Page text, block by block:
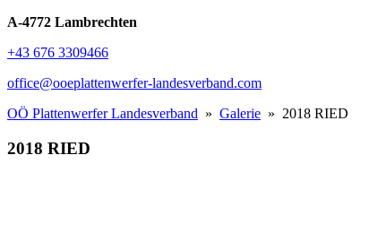
A-4772 Lambrechten
+43 676 3309466
office@ooeplattenwerfer-landesverband.com
OÖ Plattenwerfer Landesverband » Galerie » 2018 RIED
2018 RIED